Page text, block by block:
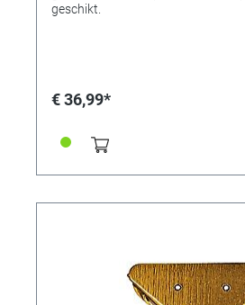
geschikt.
€ 36,99*